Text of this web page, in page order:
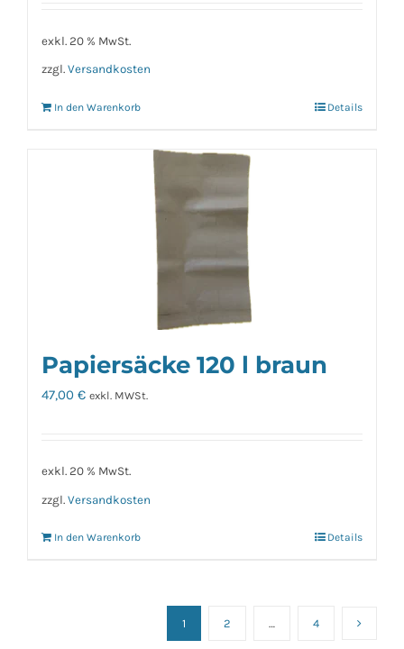
exkl. 20 % MwSt.
zzgl. Versandkosten
In den Warenkorb Details
Papiersäcke 120 l braun
47,00 € exkl. MWSt.
exkl. 20 % MwSt.
zzgl. Versandkosten
In den Warenkorb Details
1 2 … 4